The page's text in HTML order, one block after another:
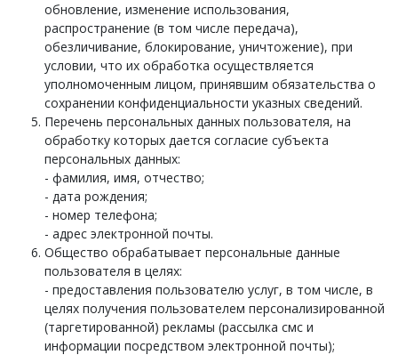
обновление, изменение использования,
распространение (в том числе передача),
обезличивание, блокирование, уничтожение), при
условии, что их обработка осуществляется
уполномоченным лицом, принявшим обязательства о
сохранении конфиденциальности указных сведений.
Перечень персональных данных пользователя, на
обработку которых дается согласие субъекта
персональных данных:
- фамилия, имя, отчество;
- дата рождения;
- номер телефона;
- адрес электронной почты.
Общество обрабатывает персональные данные
пользователя в целях:
- предоставления пользователю услуг, в том числе, в
целях получения пользователем персонализированной
(таргетированной) рекламы (рассылка смс и
информации посредством электронной почты);